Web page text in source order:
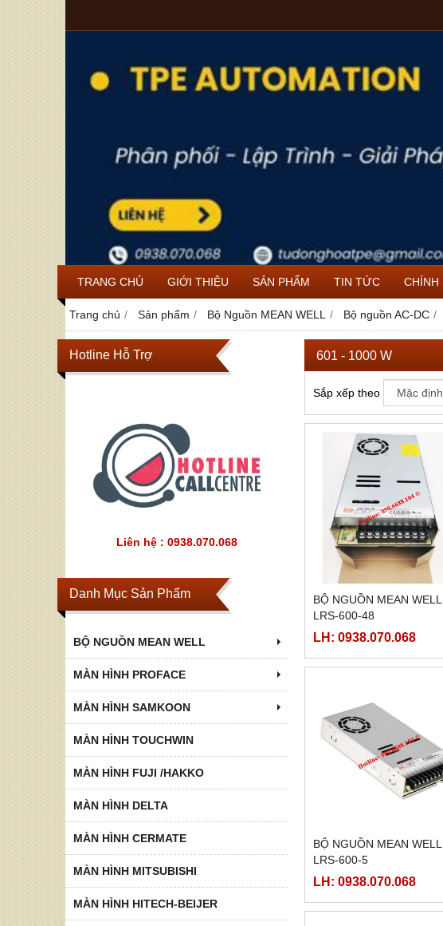
TRANG CHỦ GIỚI THIỆU SẢN PHẨM TIN TỨC CHÍNH
Trang chủ Sản phẩm Bộ Nguồn MEAN WELL Bộ nguồn AC-DC
Hotline Hỗ Trợ
Liên hệ : 0938.070.068
Danh Mục Sản Phẩm
BỘ NGUỒN MEAN WELL
MÀN HÌNH PROFACE
MÀN HÌNH SAMKOON
MÀN HÌNH TOUCHWIN
MÀN HÌNH FUJI /HAKKO
MÀN HÌNH DELTA
MÀN HÌNH CERMATE
MÀN HÌNH MITSUBISHI
MÀN HÌNH HITECH-BEIJER
601 - 1000 W
Sắp xếp theo
BỘ NGUỒN MEAN WELL
LRS-600-48
LH: 0938.070.068
BỘ NGUỒN MEAN WELL
LRS-600-5
LH: 0938.070.068